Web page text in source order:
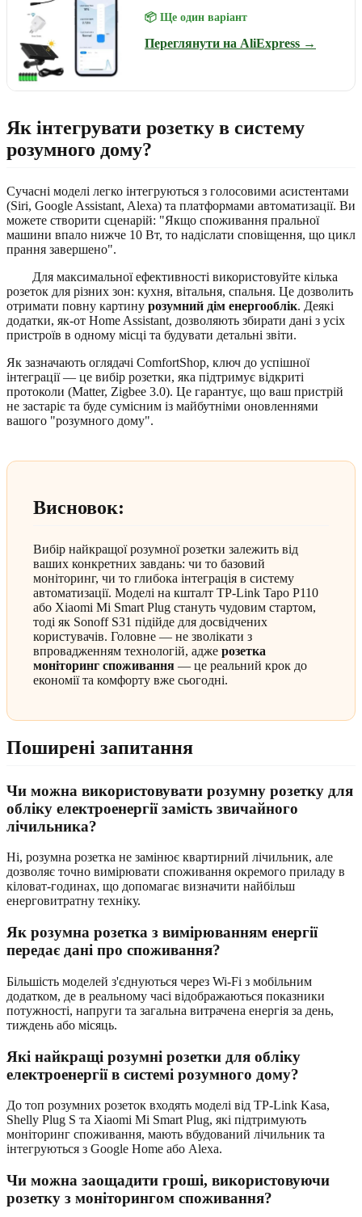
📦 Ще один варіант
Переглянути на AliExpress →
Як інтегрувати розетку в систему
розумного дому?
Сучасні моделі легко інтегруються з голосовими асистентами
(Siri, Google Assistant, Alexa) та платформами автоматизації. Ви
можете створити сценарій: "Якщо споживання пральної
машини впало нижче 10 Вт, то надіслати сповіщення, що цикл
прання завершено".
Для максимальної ефективності використовуйте кілька
розеток для різних зон: кухня, вітальня, спальня. Це дозволить
отримати повну картину розумний дім енергооблік. Деякі
додатки, як-от Home Assistant, дозволяють збирати дані з усіх
пристроїв в одному місці та будувати детальні звіти.
Як зазначають оглядачі ComfortShop, ключ до успішної
інтеграції — це вибір розетки, яка підтримує відкриті
протоколи (Matter, Zigbee 3.0). Це гарантує, що ваш пристрій
не застаріє та буде сумісним із майбутніми оновленнями
вашого "розумного дому".
Висновок:
Вибір найкращої розумної розетки залежить від
ваших конкретних завдань: чи то базовий
моніторинг, чи то глибока інтеграція в систему
автоматизації. Моделі на кшталт TP-Link Tapo P110
або Xiaomi Mi Smart Plug стануть чудовим стартом,
тоді як Sonoff S31 підійде для досвідчених
користувачів. Головне — не зволікати з
впровадженням технологій, адже розетка
моніторинг споживання — це реальний крок до
економії та комфорту вже сьогодні.
Поширені запитання
Чи можна використовувати розумну розетку для
обліку електроенергії замість звичайного
лічильника?
Ні, розумна розетка не замінює квартирний лічильник, але
дозволяє точно вимірювати споживання окремого приладу в
кіловат-годинах, що допомагає визначити найбільш
енерговитратну техніку.
Як розумна розетка з вимірюванням енергії
передає дані про споживання?
Більшість моделей з'єднуються через Wi-Fi з мобільним
додатком, де в реальному часі відображаються показники
потужності, напруги та загальна витрачена енергія за день,
тиждень або місяць.
Які найкращі розумні розетки для обліку
електроенергії в системі розумного дому?
До топ розумних розеток входять моделі від TP-Link Kasa,
Shelly Plug S та Xiaomi Mi Smart Plug, які підтримують
моніторинг споживання, мають вбудований лічильник та
інтегруються з Google Home або Alexa.
Чи можна заощадити гроші, використовуючи
розетку з моніторингом споживання?